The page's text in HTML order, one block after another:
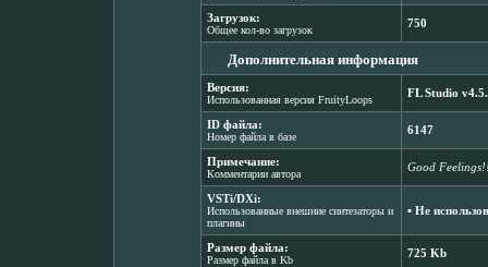
Загрузок:
Общее кол-во загрузок
750
Дополнительная информация
Версия:
Использованная версия FruityLoops
FL Studio
ID файла:
Номер файла в базе
6147
Примечание:
Комментарии автора
Good
VSTi/DXi:
Использованные внешние синтезаторы и
плагины
▪ Не
Размер файла:
Размер файла в Kb
725 Kb